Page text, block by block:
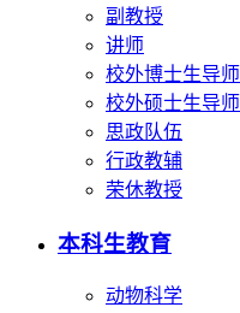
副教授
讲师
校外博士生导师
校外硕士生导师
思政队伍
行政教辅
荣休教授
本科生教育
动物科学